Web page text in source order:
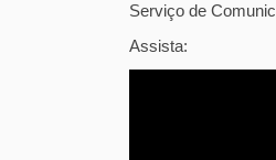
Serviço de
Assista: